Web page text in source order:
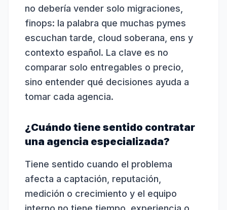
no debería vender solo migraciones,
finops: la palabra que muchas pymes
escuchan tarde, cloud soberana, ens y
contexto español. La clave es no
comparar solo entregables o precio,
sino entender qué decisiones ayuda a
tomar cada agencia.
¿Cuándo tiene sentido contratar
una agencia especializada?
Tiene sentido cuando el problema
afecta a captación, reputación,
medición o crecimiento y el equipo